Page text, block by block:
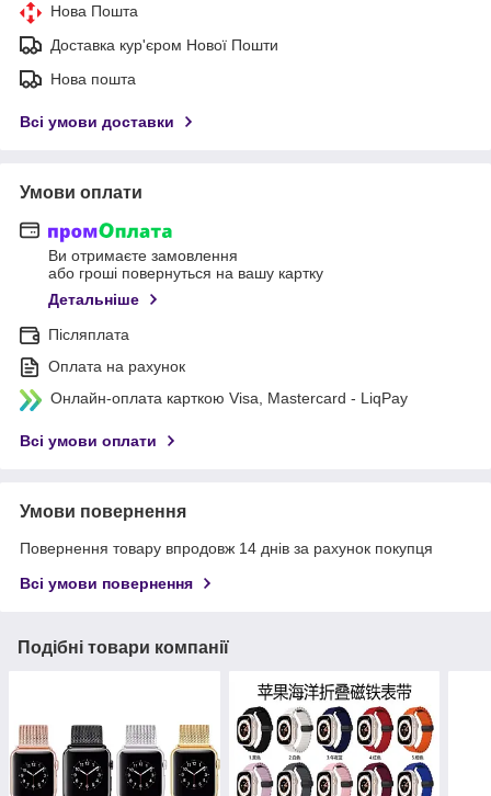
Нова Пошта
Доставка кур'єром Нової Пошти
Нова пошта
Всі умови доставки
Умови оплати
Ви отримаєте замовлення
або гроші повернуться на вашу картку
Детальніше
Післяплата
Оплата на рахунок
Онлайн-оплата карткою Visa, Mastercard - LiqPay
Всі умови оплати
Умови повернення
Повернення товару впродовж 14 днів за рахунок покупця
Всі умови повернення
Подібні товари компанії